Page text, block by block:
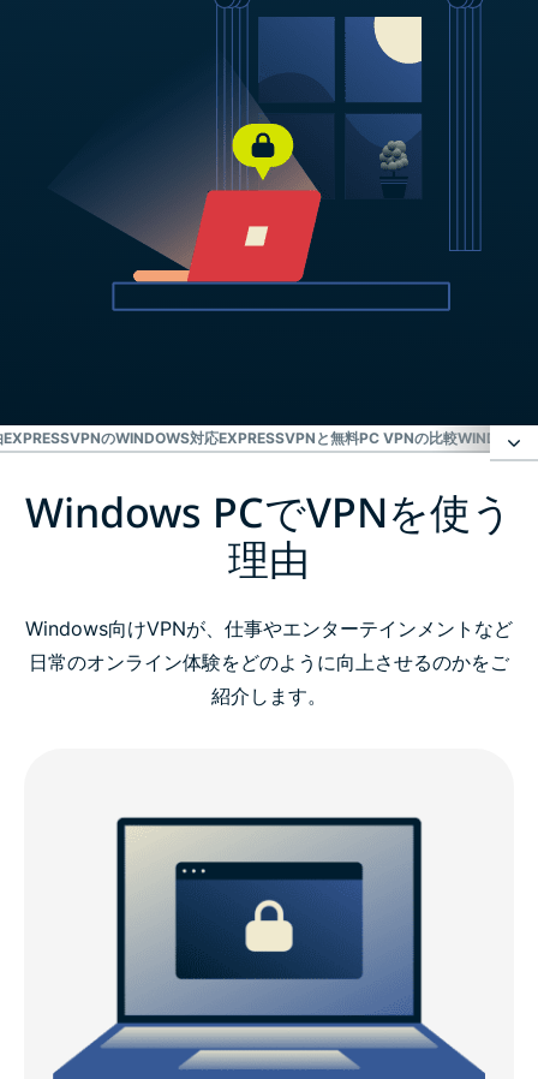
EXPRESSVPNのWINDOWS対応EXPRESSVPNと無料PC VPNの比較WINDOWS
Windows PCでVPNを使う理由
3ステップでWindowsにExpressVPNをセットアップ
動画ガイド：PCにExpressVPNをインストール
ExpressVPNと無料PC VPNの比較
WindowsデバイスにVPNが必要な理由
Windows向けExpressVPNの高度な機能
Windows PCでVPNを使う
理由
Windows向けVPNが、仕事やエンターテインメントなど
日常のオンライン体験をどのように向上させるのかをご
紹介します。